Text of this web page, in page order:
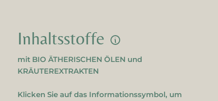
Inhaltsstoffe
mit BIO ÄTHERISCHEN ÖLEN und
KRÄUTEREXTRAKTEN
Klicken Sie auf das Informationssymbol, um